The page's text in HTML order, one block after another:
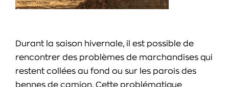
Durant la saison hivernale, il est possible de
rencontrer des problèmes de marchandises qui
restent collées au fond ou sur les parois des
bennes de camion. Cette problématique